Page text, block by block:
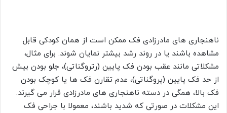
ناهنجاری های مادرزادی فک ممکن است از همان کودکی قابل
مشاهده باشند یا در روند رشد بیشتر نمایان شوند. برای مثال،
مشکلاتی مانند عقب بودن فک پایین (رتروگناتی)، جلو بودن بیش
از حد فک پایین (پروگناتی)، عدم تقارن فک ها یا کوچک بودن
فک بالا، همگی در دسته ناهنجاری های مادرزادی قرار می گیرند.
این مشکلات در صورتی که شدید باشند، معمولا با جراحی فک